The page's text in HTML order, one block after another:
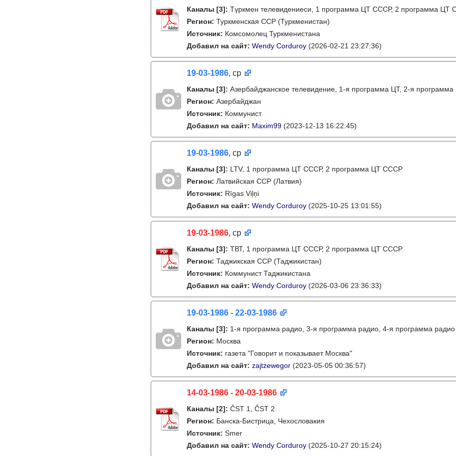
Каналы [3]: Түркмен телевидениеси, 1 программа ЦТ СССР, 2 программа ЦТ
Регион: Туркменская ССР (Туркменистан)
Источник: Комсомолец Туркменистана
Добавил на сайт: Wendy Corduroy (2026-02-21 23:27:36)
19-03-1986, ср
Каналы [3]: Азербайджанское телевидение, 1-я программа ЦТ, 2-я
Регион: Азербайджан
Источник: Коммунист
Добавил на сайт: Maxim99 (2023-12-13 16:22:45)
19-03-1986, ср
Каналы [3]: LTV, 1 программа ЦТ СССР, 2 программа ЦТ СССР
Регион: Латвийская ССР (Латвия)
Источник: Rīgas Viļņi
Добавил на сайт: Wendy Corduroy (2025-10-25 13:01:55)
19-03-1986, ср
Каналы [3]: ТВТ, 1 программа ЦТ СССР, 2 программа ЦТ СССР
Регион: Таджикская ССР (Таджикистан)
Источник: Коммунист Таджикистана
Добавил на сайт: Wendy Corduroy (2026-03-06 23:36:33)
19-03-1986 - 22-03-1986
Каналы [3]: 1-я программа радио, 3-я программа радио, 4-я программа радио
Регион: Москва
Источник: газета "Говорит и показывает Москва"
Добавил на сайт: zajtzewegor (2023-05-05 00:36:57)
14-03-1986 - 20-03-1986
Каналы [2]: ČST 1, ČST 2
Регион: Банска-Бистрица, Чехословакия
Источник: Smer
Добавил на сайт: Wendy Corduroy (2025-10-27 20:15:24)